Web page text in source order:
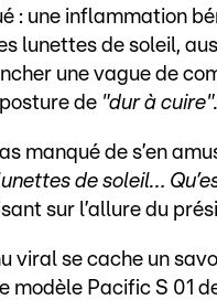
: une inflammation
lunettes de soleil,
une vague de
de "dur à cuire".
manqué de s’en
de soleil…
sur l’allure du
viral se cache un
modèle Pacific S 01